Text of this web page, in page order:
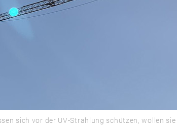
sich vor der UV-Strahlung schützen, wollen